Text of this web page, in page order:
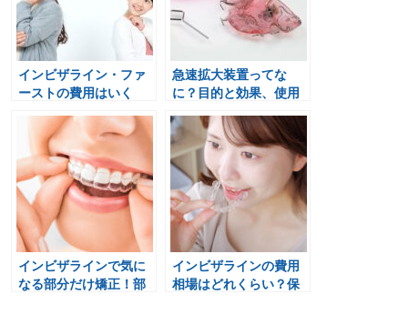
インビザライン・ファ
ーストの費用はいく
とは
急速拡大装置ってな
に？目的と効果、使用
紹介！
インビザラインで気に
なる部分だけ矯正！部
インビザラインの費用
相場はどれくらい？保